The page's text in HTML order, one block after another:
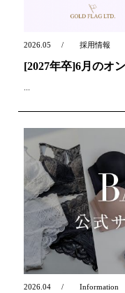
2026.05 採用情報
[2027年卒]6月のオ
...
2026.04 Information